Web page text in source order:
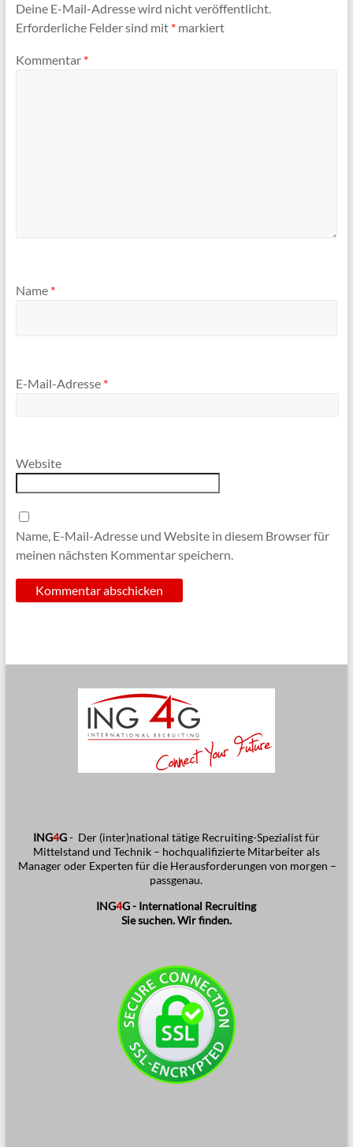
k
Deine E-Mail-Adresse wird nicht veröffentlicht.
Erforderliche Felder sind mit *markiert
Kommentar *
Name *
E-Mail-Adresse *
Website
Name, E-Mail-Adresse und Website in diesem Browser für
meinen nächsten Kommentar speichern.
ING4G- Der (inter)national tätige Recruiting-Spezialist für
Mittelstand und Technik – hochqualifizierte Mitarbeiter als
Manager oder Experten für die Herausforderungen von morgen –
passgenau.
ING4G - International Recruiting
Sie suchen. Wir finden.